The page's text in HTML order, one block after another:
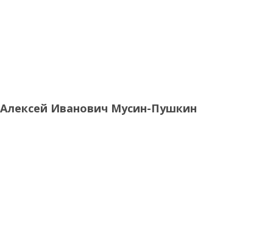
Алексей Иванович Мусин-Пушкин